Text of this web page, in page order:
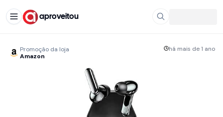
aproveitou
Promoção da loja
Amazon
há mais de 1 ano